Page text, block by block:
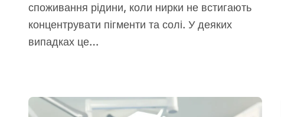
споживання рідини, коли нирки не встигають
концентрувати пігменти та солі. У деяких
випадках це…